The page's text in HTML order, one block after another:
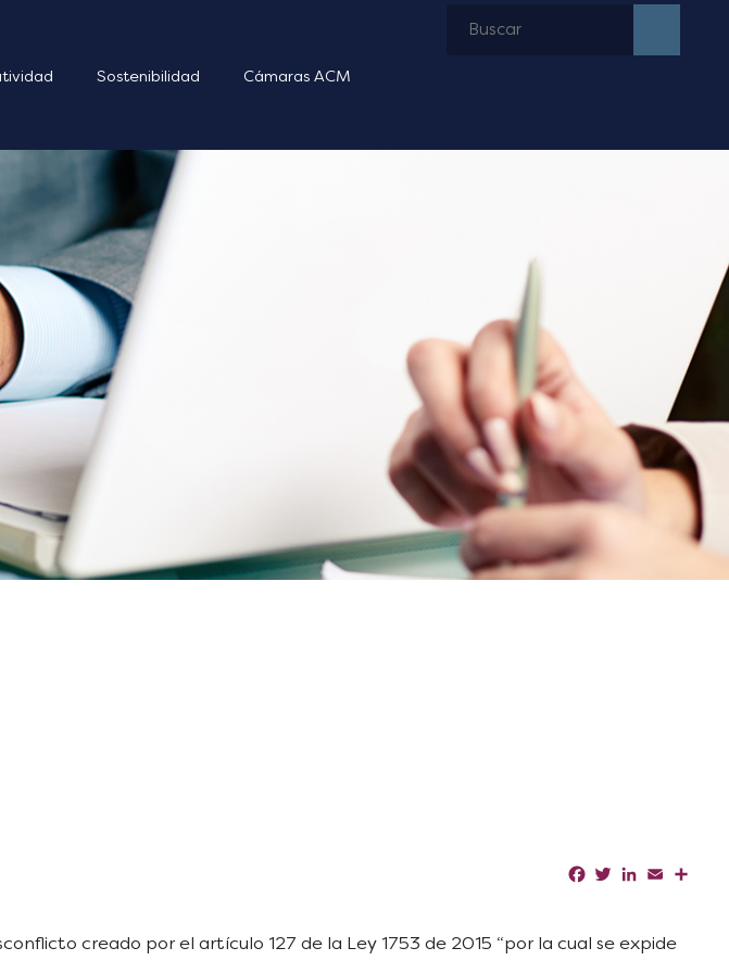
Sostenibilidad Cámaras ACM
Facebook
TwitterLinkedIn
Email
creado por el artículo 127 de la Ley 1753 de 2015 “por la cual se expide